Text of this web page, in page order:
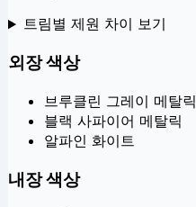
트림별 제원 차이 보기
외장 색상
브루클린 그레이 메탈릭
블랙 사파이어 메탈릭
알파인 화이트
내장 색상